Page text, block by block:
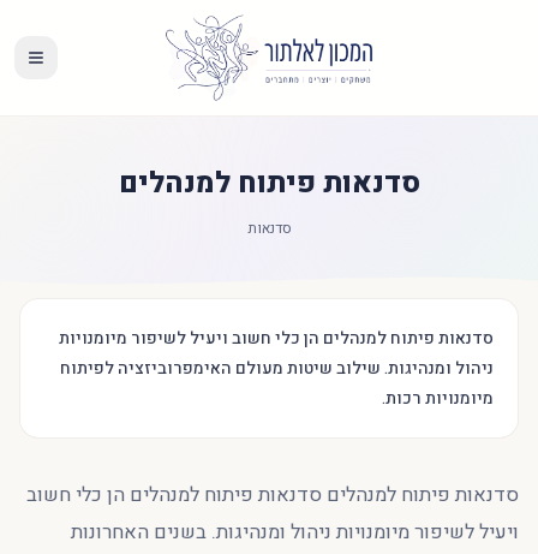
סדנאות פיתוח למנהלים
סדנאות
סדנאות פיתוח למנהלים הן כלי חשוב ויעיל לשיפור מיומנויות
ניהול ומנהיגות. שילוב שיטות מעולם האימפרוביזציה לפיתוח
מיומנויות רכות.
סדנאות פיתוח למנהלים סדנאות פיתוח למנהלים הן כלי חשוב
ויעיל לשיפור מיומנויות ניהול ומנהיגות. בשנים האחרונות